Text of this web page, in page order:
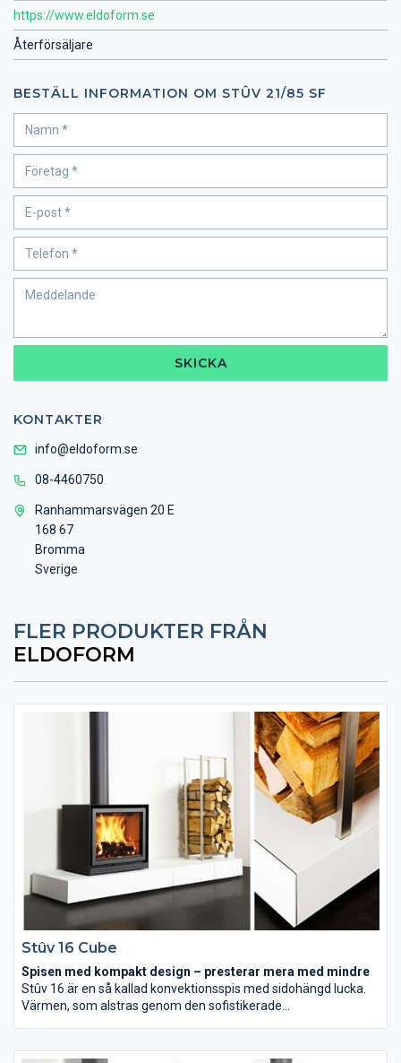
https://www.eldoform.se
Återförsäljare
BESTÄLL INFORMATION OM STÛV 21/85 SF
SKICKA
KONTAKTER
info@eldoform.se
08-4460750
Ranhammarsvägen 20 E
168 67
Bromma
Sverige
FLER PRODUKTER FRÅN
ELDOFORM
Stûv 16 Cube
Spisen med kompakt design – presterar mera med mindre
Stûv 16 är en så kallad konvektionsspis med sidohängd lucka.
Värmen, som alstras genom den sofistikerade
dörröppning när man ska lägga in mer ved. Lucköppningen och